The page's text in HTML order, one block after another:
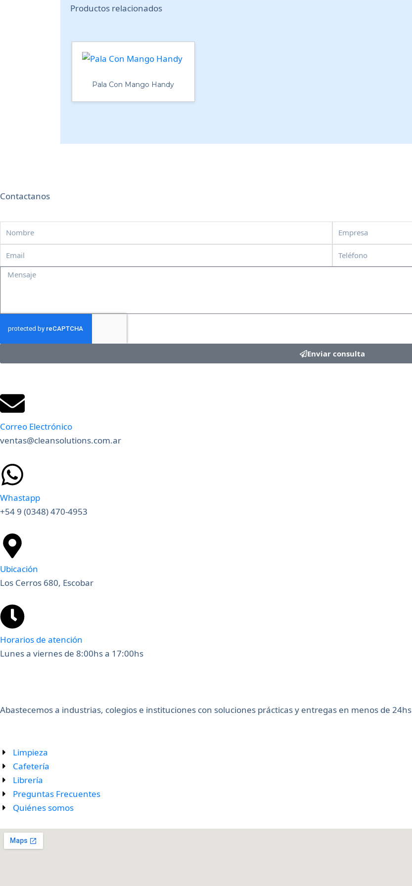
Productos relacionados
Pala Con Mango Handy
Contactanos
Nombre
Empresa
Teléfono
Mensaje
Enviar consulta
Correo Electrónico
ventas@cleansolutions.com.ar
Whastapp
+54 9 (0348) 470-4953
Ubicación
Los Cerros 680, Escobar
Horarios de atención
Lunes a viernes de 8:00hs a 17:00hs
Abastecemos a industrias, colegios e instituciones con soluciones prácticas y entregas en menos de 24hs
Limpieza
Cafetería
Librería
Preguntas Frecuentes
Quiénes somos